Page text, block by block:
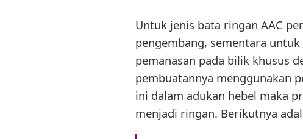
Untuk jenis bata ringan AAC
pengembang, sementara
pemanasan pada bilik khusus
pembuatannya menggunakan
ini dalam adukan hebel maka
menjadi ringan. Berikutnya